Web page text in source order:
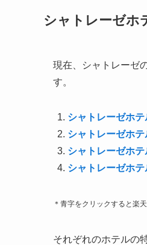
シャトレーゼホ
現在、シャトレーゼ
す。
シャトレーゼホ
シャトレーゼホテ
シャトレーゼホ
シャトレーゼホ
＊青字をクリックすると楽
それぞれのホテルの